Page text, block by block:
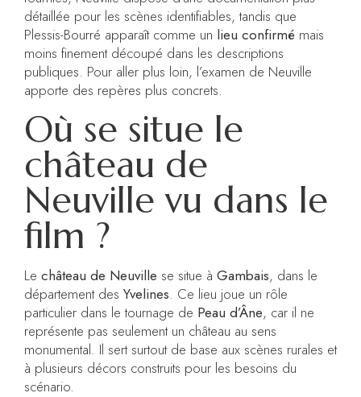
détaillée pour les scènes identifiables, tandis que
Plessis-Bourré apparaît comme un lieu confirmé mais
moins finement découpé dans les descriptions
publiques. Pour aller plus loin, l’examen de Neuville
apporte des repères plus concrets.
Où se situe le
château de
Neuville vu dans le
film ?
Le château de Neuville se situe à Gambais, dans le
département des Yvelines. Ce lieu joue un rôle
particulier dans le tournage de Peau d’Âne, car il ne
représente pas seulement un château au sens
monumental. Il sert surtout de base aux scènes rurales et
à plusieurs décors construits pour les besoins du
scénario.